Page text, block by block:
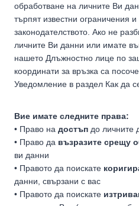
обработване на личните Ви
търпят известни ограничения
законодателството. Ако не
личните Ви данни или имате
нашето Длъжностно лице по
координати за връзка са
Уведомление в раздел Как да
Вие имате следните права:
• Право на достъп до личните
• Право да възразите срещу
ви данни
• Правото да поискате
данни, свързани с вас
• Правото да поискате